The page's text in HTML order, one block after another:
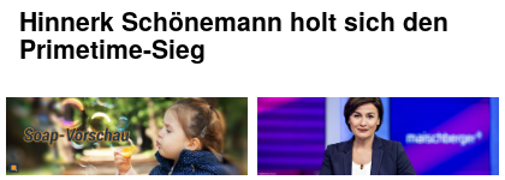
Hinnerk Schönemann holt sich den
Primetime-Sieg